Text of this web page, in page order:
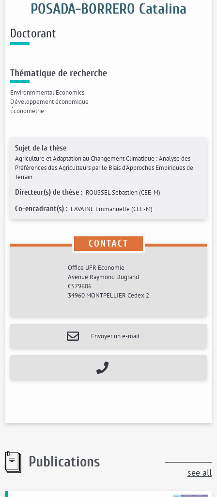
Thématique de recherche
Environmmental Economics
Développement économique
Économétrie
POSADA-BORRERO Catalina
Doctorant
Sujet de la thèse
Agriculture et Adaptation au Changement Climatique : Analyse des
Préférences des Agriculteurs par le Biais d’Approches Empiriques de
Terrain
Directeur(s) de thèse : ROUSSEL Sébastien (CEE-M)
Co-encadrant(s) : LAVAINE Emmanuelle (CEE-M)
CONTACT
Office UFR Economie
Avenue Raymond Dugrand
CS79606
34960 MONTPELLIER Cedex 2
Envoyer un e-mail
Publications
see all